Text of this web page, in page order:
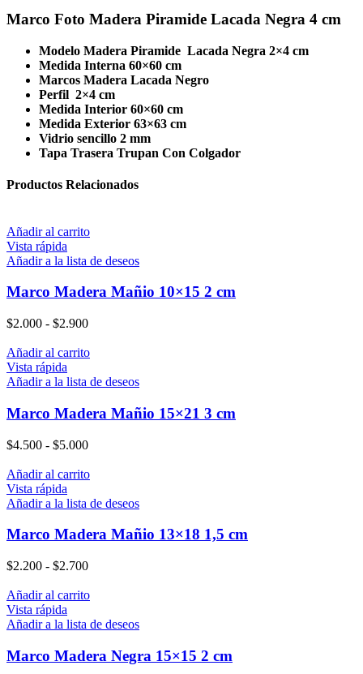
Marco Foto Madera Piramide Lacada Negra 4 cm
Modelo Madera Piramide Lacada Negra 2×4 cm
Medida Interna 60×60 cm
Marcos Madera Lacada Negro
Perfil 2×4 cm
Medida Interior 60×60 cm
Medida Exterior 63×63 cm
Vidrio sencillo 2 mm
Tapa Trasera Trupan Con Colgador
Productos Relacionados
Añadir al carrito
Vista rápida
Añadir a la lista de deseos
Marco Madera Mañio 10×15 2 cm
$2.000 - $2.900
Añadir al carrito
Vista rápida
Añadir a la lista de deseos
Marco Madera Mañio 15×21 3 cm
$4.500 - $5.000
Añadir al carrito
Vista rápida
Añadir a la lista de deseos
Marco Madera Mañio 13×18 1,5 cm
$2.200 - $2.700
Añadir al carrito
Vista rápida
Añadir a la lista de deseos
Marco Madera Negra 15×15 2 cm